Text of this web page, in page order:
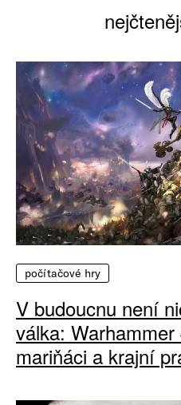
počítačové hry
V budoucnu není
válka:
mariňáci a krajní